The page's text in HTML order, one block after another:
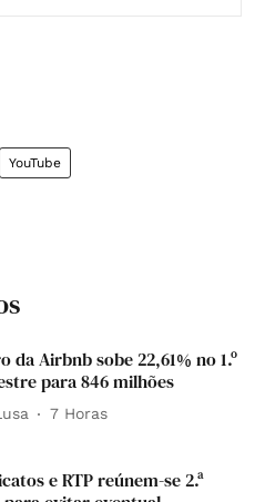
YouTube
da Airbnb sobe 22,61% no 1.º
para 846 milhões
7 Horas
e RTP reúnem-se 2.ª